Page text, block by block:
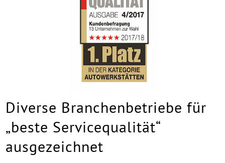
Diverse Branchenbetriebe für
„beste Servicequalität“
ausgezeichnet